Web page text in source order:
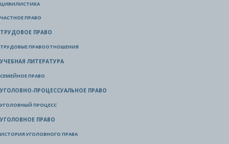
ЦИВИЛИСТИКА
ЧАСТНОЕ ПРАВО
ТРУДОВОЕ ПРАВО
ТРУДОВЫЕ ПРАВООТНОШЕНИЯ
УЧЕБНАЯ ЛИТЕРАТУРА
СЕМЕЙНОЕ ПРАВО
УГОЛОВНО-ПРОЦЕССУАЛЬНОЕ ПРАВО
УГОЛОВНЫЙ ПРОЦЕСС
УГОЛОВНОЕ ПРАВО
ИСТОРИЯ УГОЛОВНОГО ПРАВА